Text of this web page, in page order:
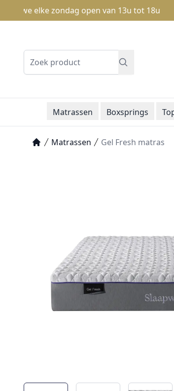
elke zondag open van 13u tot 18u
Zoeken
Matrassen Boxsprings
Matrassen Gel Fresh matras